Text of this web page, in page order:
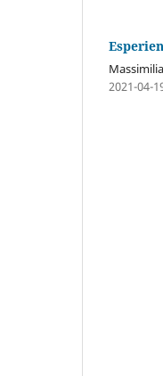
2021-04-